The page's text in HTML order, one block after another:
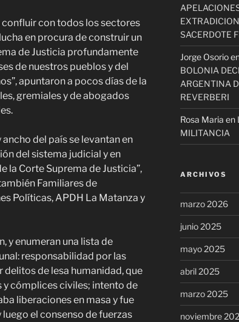
con todos los sectores
en procura de construir un
de Justicia profundamente
de nuestros pueblos y del
apuntaron a pocos días de la
gremiales y de abogados
del país se levantan en
del sistema judicial y en
la Corte Suprema de Justicia”,
Familiares de
Políticas, APDH La Matanza y
y enumeran una lista de
responsabilidad por las
de lesa humanidad, que
cómplices civiles; intento de
liberaciones en masa y fue
el consenso de fuerzas
SACERDOTE
Jorge Osorio
BOLONIA
ARGENTINA
REVERBERI
Rosa Maria en
MILITANCIA
ARCHIVOS
marzo 2026
junio 2025
mayo 2025
abril 2025
marzo 2025
noviembre